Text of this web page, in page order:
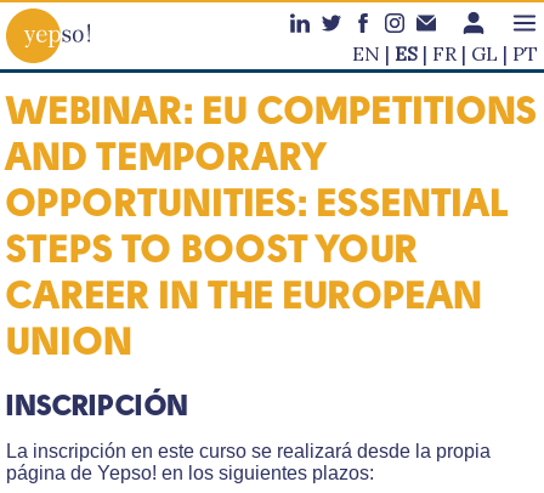
EN ES FR GL PT
WEBINAR: EU COMPETITIONS
AND TEMPORARY
OPPORTUNITIES: ESSENTIAL
STEPS TO BOOST YOUR
CAREER IN THE EUROPEAN
UNION
INSCRIPCIÓN
La inscripción en este curso se realizará desde la propia
página de Yepso! en los siguientes plazos: